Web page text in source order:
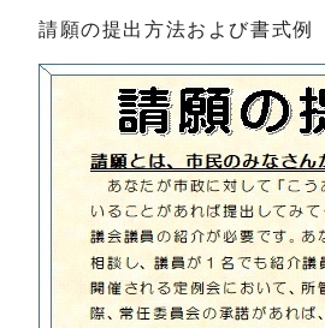
請願の提出方法および書式例